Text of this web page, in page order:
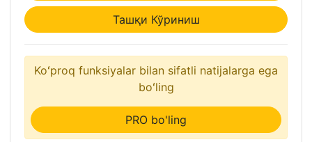
Ташқи Кўриниш
Koʻproq funksiyalar bilan sifatli natijalarga ega
boʻling
PRO bo'ling